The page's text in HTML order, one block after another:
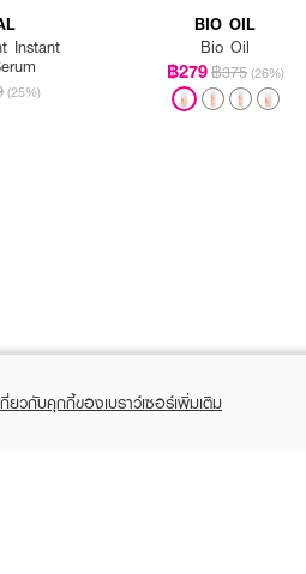
Instant
(25%)
BIO OIL
Bio Oil
฿279฿375 (26%)
กี่ยวกับคุกกี้ของเบราว์เซอร์เพิ่มเติม